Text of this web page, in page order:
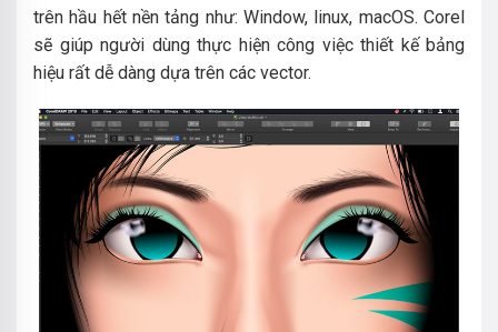
trên hầu hết nền tảng như: Window, linux, macOS. Corel
sẽ giúp người dùng thực hiện công việc thiết kế bảng
hiệu rất dễ dàng dựa trên các vector.